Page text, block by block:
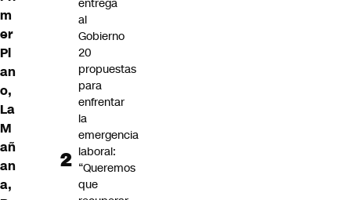
m
er
Pl
an
o,
La
M
añ
an
a,
entrega
al
Gobierno
20
propuestas
para
enfrentar
la
emergencia
laboral:
“Queremos
que